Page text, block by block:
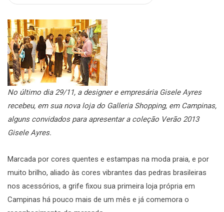
No último dia 29/11, a designer e empresária Gisele Ayres
recebeu, em sua nova loja do Galleria Shopping, em Campinas,
alguns convidados para apresentar a coleção Verão 2013
Gisele Ayres.
Marcada por cores quentes e estampas na moda praia, e por
muito brilho, aliado às cores vibrantes das pedras brasileiras
nos acessórios, a grife fixou sua primeira loja própria em
Campinas há pouco mais de um mês e já comemora o